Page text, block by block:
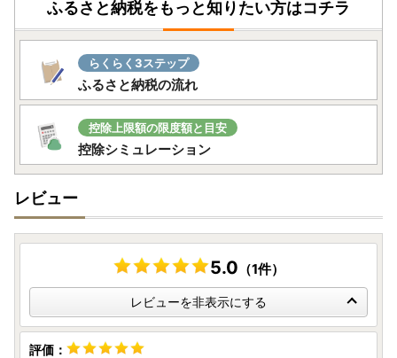
保証期間内に故障や不具合が生じた場合は、保証規定にした
がって修理や交換等の方法でご対応となりますので、アイリ
同梱されている保証書に記載の連絡先までお問い合わせくだ
さい。
～問い合わせについて～
JTBふるさと納税コールセンター
お問い合わせフォーム：https://faq.furu-po.com/helpdes
k?category_id=231&site_domain=furusato
営業時間：10：00～17：00（1/1～1/3を除く）
商品不具合などのお問い合わせも、こちらのお問い合わせ先
レビューへの書き込みでは対応できませんのでご了承願いま
す
ふるさと納税をもっと知りたい方はコチラ
らくらく3ステップ
ふるさと納税の流れ
控除上限額の限度額と目安
控除シミュレーション
レビュー
5.0 （1件）
レビューを非表示にする